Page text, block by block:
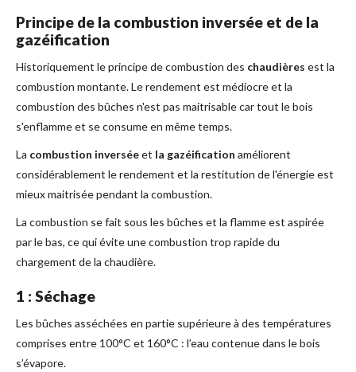
Principe de la combustion inversée et de la
gazéification
Historiquement le principe de combustion des chaudières est la
combustion montante. Le rendement est médiocre et la
combustion des bûches n'est pas maitrisable car tout le bois
s'enflamme et se consume en même temps.
La combustion inverséeet la gazéification améliorent
considérablement le rendement et la restitution de l'énergie est
mieux maitrisée pendant la combustion.
La combustion se fait sous les bûches et la flamme est aspirée
par le bas, ce qui évite une combustion trop rapide du
chargement de la chaudière.
1 : Séchage
Les bûches asséchées en partie supérieure à des températures
comprises entre 100°C et 160°C : l’eau contenue dans le bois
s’évapore.